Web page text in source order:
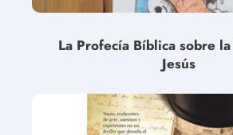
La Profecía Bíblica sobre
Jesús